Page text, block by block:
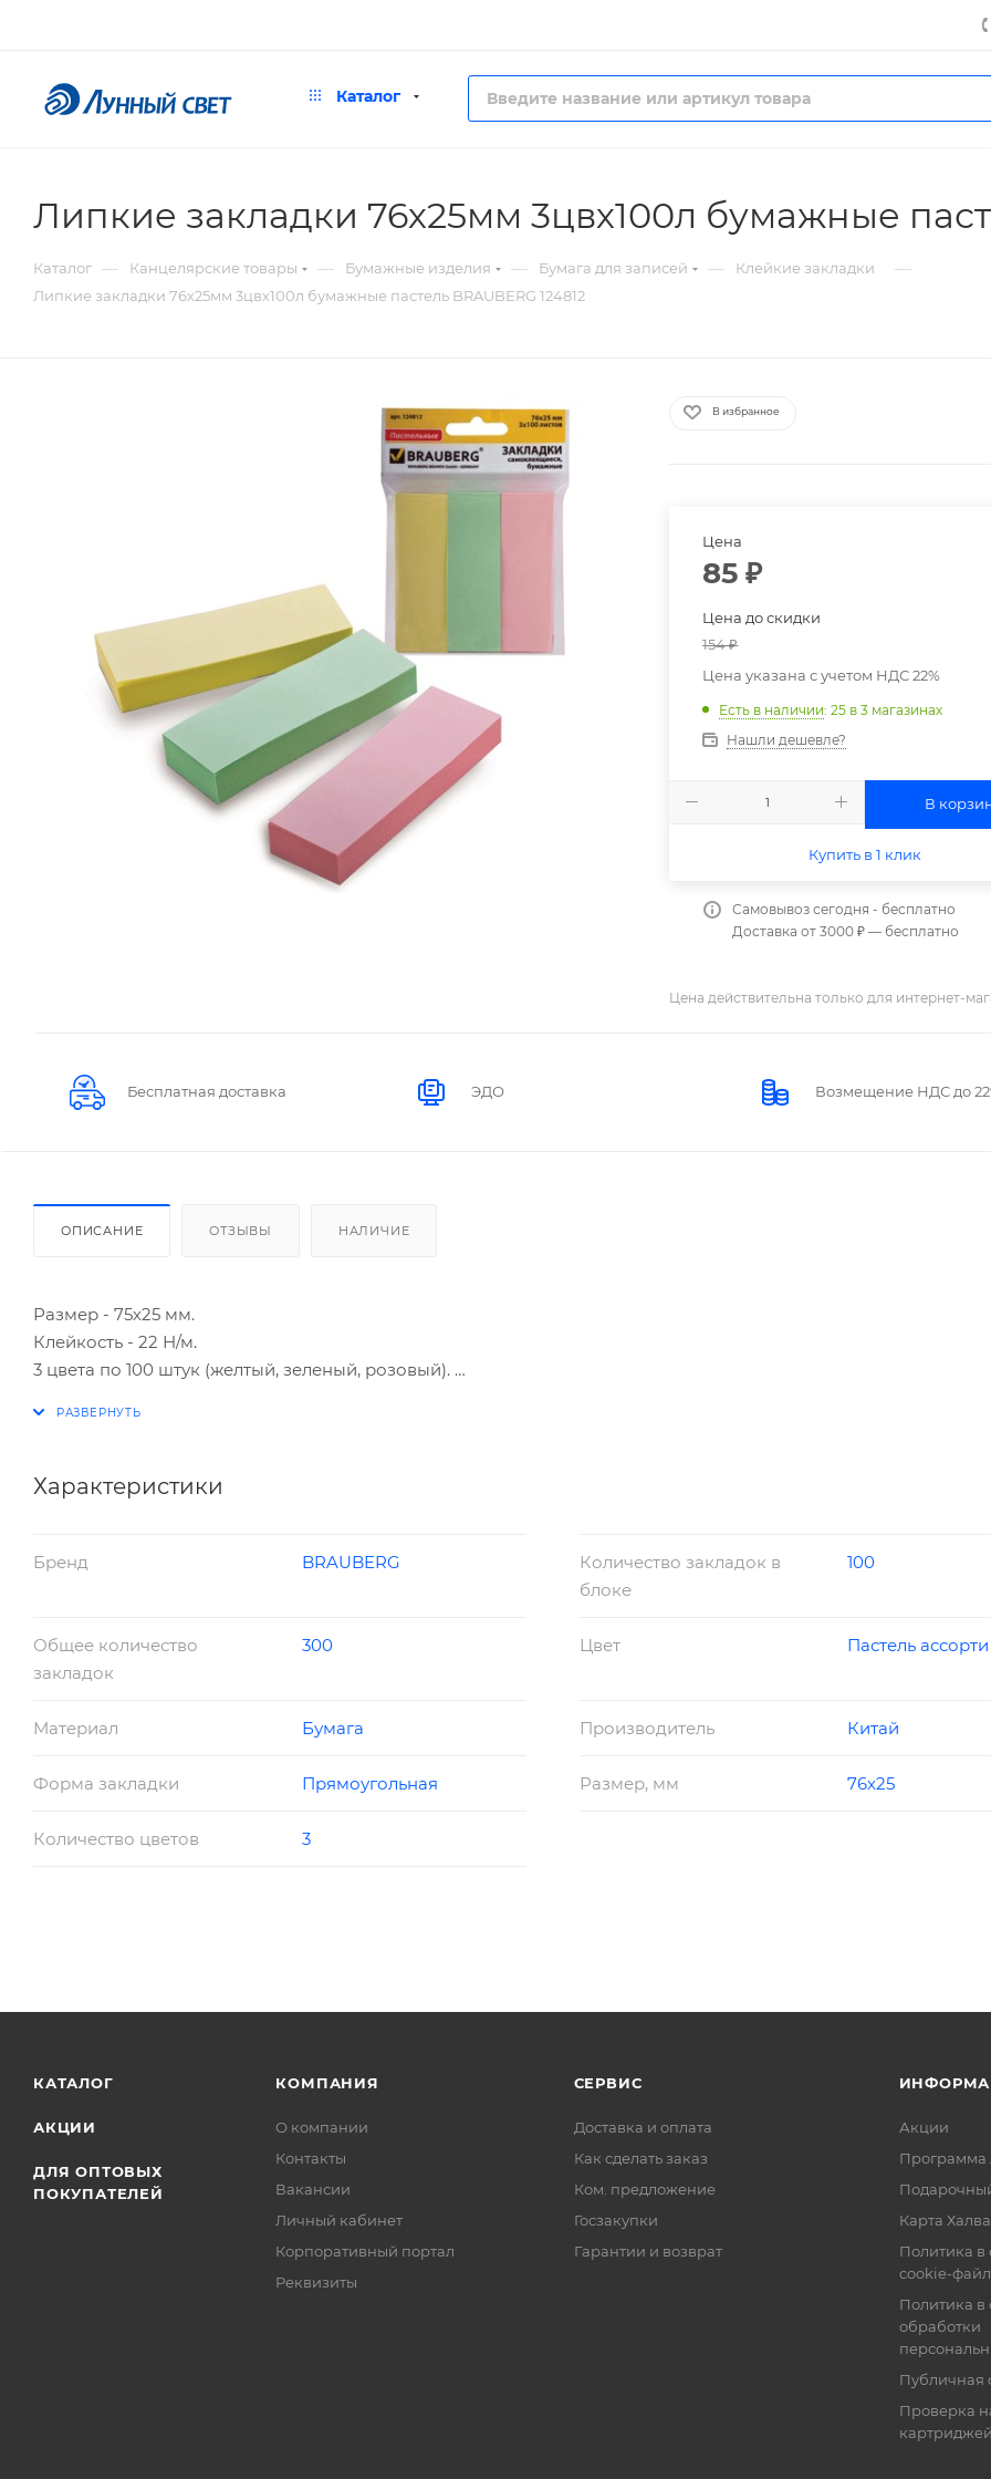
Каталог
Липкие закладки 76х25мм 3цвх100л бумажные
Каталог — Канцелярские товары — Бумажные изделия — Бумага для записей — Клейкие закладки —
Липкие закладки 76х25мм 3цвх100л бумажные пастель BRAUBERG 124812
В избранное
Цена
85 ₽
Цена до скидки
154₽
Цена указана с учетом НДС 22%
Есть в наличии: 25 в 3 магазинах
Нашли дешевле?
В
Купить в 1 клик
Самовывоз сегодня - бесплатно
Доставка от 3000 ₽ — бесплатно
Цена действительна только для интернет-
Бесплатная доставка ЭДО Возмещение НДС до
ОПИСАНИЕ ОТЗЫВЫ НАЛИЧИЕ
Размер - 75х25 мм.
Клейкость - 22 Н/м.
3 цвета по 100 штук (желтый, зеленый, розовый).
Характеристики
Бренд BRAUBERG
Количество закладок в
блоке
100
Общее количество
закладок
300 Цвет Пастель ассорти
Материал Бумага Производитель Китай
Форма закладки Прямоугольная Размер, мм 76х25
Количество цветов 3
КАТАЛОГ
АКЦИИ
ДЛЯ ОПТОВЫХ
ПОКУПАТЕЛЕЙ
КОМПАНИЯ
О компании
Контакты
Вакансии
Личный кабинет
Корпоративный портал
Реквизиты
СЕРВИС
Доставка и оплата
Как сделать заказ
Ком. предложение
Госзакупки
Гарантии и возврат
Акции
Программа
Карта Халва
Политика
cookie-
Политика
обработки
Публичная
Проверка